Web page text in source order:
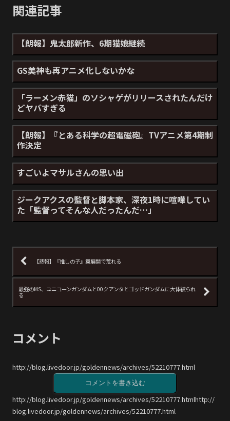
関連記事
【朗報】鬼太郎新作、6期猫娘継続
GS美神も再アニメ化しないかな
「ラーメン赤猫」のソシャゲがリリースされたんだけ
どヤバすぎる
【朗報】『とある科学の超電磁砲』TVアニメ第4期制
作決定
すごいよマサルさんの思い出
ジークアクスの監督と脚本家、深夜1時に喧嘩してい
た「監督ってそんな人だったんだ…」
【悲報】『推しの子』糞展開で荒れる
最強のMS、ユニコーンガンダムと00クアンタとゴッドガンダムに大体絞られ
る
コメント
http://blog.livedoor.jp/goldennews/archives/52210777.html
コメントを書き込む
http://blog.livedoor.jp/goldennews/archives/52210777.htmlhttp://
blog.livedoor.jp/goldennews/archives/52210777.html